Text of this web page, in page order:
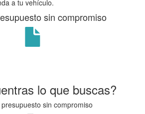
a tu vehículo.
sin compromiso
lo que buscas?
sin compromiso